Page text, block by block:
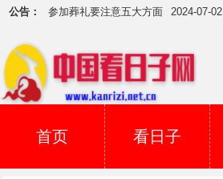
公告： 参加葬礼要注意五大方面
2024-07-02
5月5日吉吗？
2017-05-04
犯煞日不可开庚 切记
2017-04-06
安祖坟用丁已日吉吗？
2017-03-29
如何看葬山的日子？
2017-03-19
首页 看日子